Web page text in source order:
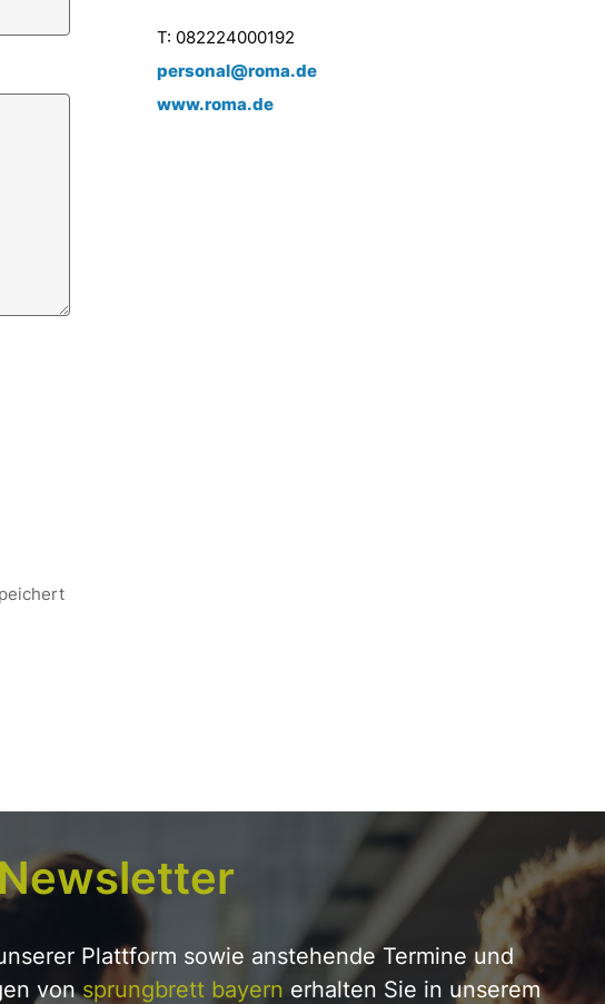
T: 082224000192
personal@roma.de
www.roma.de
Plattform sowie anstehende Termine und
vonsprungbrett bayern erhalten Sie in unserem